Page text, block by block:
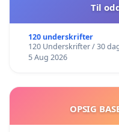
Til
120 underskrifter
120 Underskrifter / 30
5 Aug 2026
OPSIG